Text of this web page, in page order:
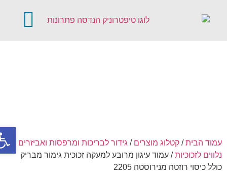
עמוד הבית/קטלוג מוצרים/ גידור לבריכות ומרפסות ואביזרים
נלווים לזכוכיות/ עמוד עיגון מרובע למעקה זכוכית גימור מבריק
כולל כיסוי רוזטה מנירוסטה 2205
פתח